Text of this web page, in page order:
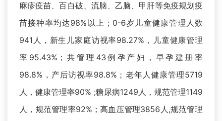
麻疹疫苗、百白破、流脑、乙脑、甲肝等免疫规划疫
苗接种率均达98%以上；0-6岁儿童健康管理人数
941人，新生儿家庭访视率98.27%，儿童健康管理
率95.43%；共管理43例孕产妇，早孕建册率
98.8%，产后访视率98.8%；老年人健康管理5719
人，健康管理率90% ;糖尿病1249人，规范管理1149
人，规范管理率92%；高血压管理3856人,规范管理